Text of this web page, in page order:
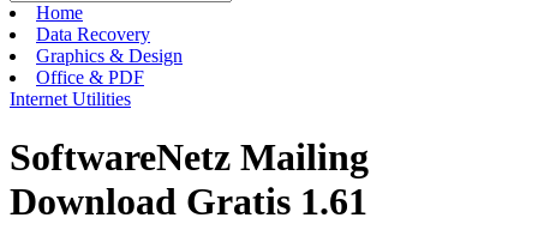
Home
Data Recovery
Graphics & Design
Office & PDF
Internet Utilities
SoftwareNetz Mailing
Download Gratis 1.61